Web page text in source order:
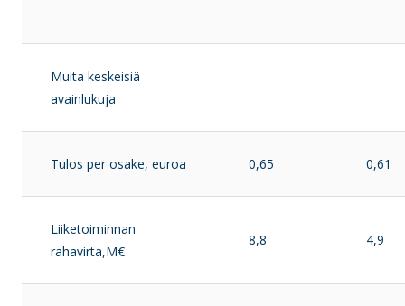
Muita keskeisiä
avainlukuja
Tulos per osake, euroa 0,65 0,61
Liiketoiminnan
rahavirta,M€
8,8 4,9